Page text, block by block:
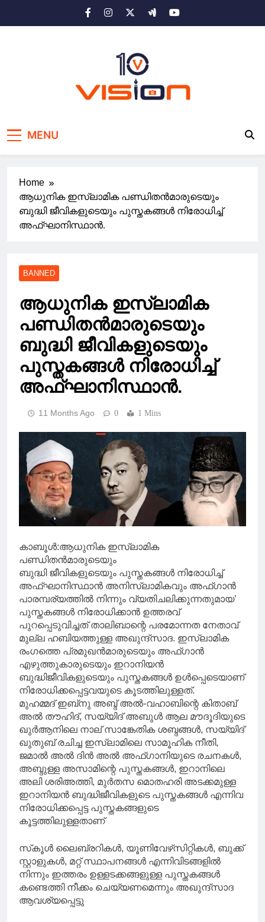
MENU
Home
ആധുനിക ഇസ്‌ലാമിക പണ്ഡിതൻമാരുടെയും
ബുദ്ധി ജീവികളുടെയും പുസ്തകങ്ങൾ നിരോധിച്ച്
അഫ്ഘാനിസ്ഥാൻ.
BANNED
ആധുനിക ഇസ്‌ലാമിക
പണ്ഡിതൻമാരുടെയും
ബുദ്ധി ജീവികളുടെയും
പുസ്തകങ്ങൾ നിരോധിച്ച്
അഫ്ഘാനിസ്ഥാൻ.
11 Months Ago 0 1 Mins
കാബൂൾ:ആധുനിക ഇസ്‌ലാമിക
പണ്ഡിതൻമാരുടെയും
ബുദ്ധി ജീവികളുടെയും പുസ്തകങ്ങൾ നിരോധിച്ച്
അഫ്ഘാനിസ്ഥാൻ അനിസ്‌ലാമികവും അഫ്ഗാന്‍
പാരമ്പര്യത്തില്‍ നിന്നും വ്യതിചലിക്കുന്നതുമായ’
പുസ്തകങ്ങള്‍ നിരോധിക്കാന്‍ ഉത്തരവ്
പുറപ്പെടുവിച്ചത് താലിബാന്റെ പരമോന്നത നേതാവ്
മുല്ല ഹബിയത്തുള്ള അഖുന്ദ്‌സാദ. ഇസ്‌ലാമിക
രംഗത്തെ പ്രമുഖന്‍മാരുടെയും അഫ്ഗാന്‍
എഴുത്തുകാരുടെയും ഇറാനിയന്‍
ബുദ്ധിജീവികളുടെയും പുസ്തകങ്ങള്‍ ഉൾപ്പെടെയാണ്
നിരോധിക്കപ്പെട്ടവയുടെ കൂടത്തിലുള്ളത്.
മുഹമ്മദ് ഇബ്‌നു അബ്ദ് അല്‍-വഹാബിന്റെ കിതാബ്
അല്‍ തൗഹിദ്, സയ്യിദ് അബുള്‍ ആല മൗദൂദിയുടെ
ഖുര്‍ആനിലെ നാല് സാങ്കേതിക ശബ്ദങ്ങൾ, സയ്യിദ്
ഖുതുബ് രചിച്ച ഇസ്‌ലാമിലെ സാമൂഹിക നീതി,
ജമാല്‍ അല്‍ ദിന്‍ അല്‍ അഫ്ഗാനിയുടെ രചനകള്‍,
അബ്ദുള്ള അസാമിന്റെ പുസ്തകങ്ങള്‍, ഇറാനിലെ
അലി ശരിഅത്തി, മുർതസ മൊതഹരി അടക്കമുള്ള
ഇറാനിയന്‍ ബുദ്ധിജീവികളുടെ പുസ്തകങ്ങള്‍ എന്നിവ
നിരോധിക്കപ്പെട്ട പുസ്തകങ്ങളുടെ
കൂട്ടത്തിലുള്ളതാണ്
സ്‌കൂള്‍ ലൈബ്രറികള്‍, യൂണിവേഴ്‌സിറ്റികള്‍, ബുക്ക്
സ്റ്റാളുകള്‍, മറ്റ് സ്ഥാപനങ്ങള്‍ എന്നിവിടങ്ങളില്‍
നിന്നും ഇത്തരം ഉള്ളടക്കങ്ങളുള്ള പുസ്തകങ്ങള്‍
കണ്ടെത്തി നീക്കം ചെയ്യണമെന്നും അഖുന്ദ്‌സാദ
ആവശ്യപ്പെട്ടു